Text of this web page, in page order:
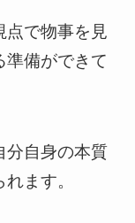
点で物事を見
準備ができて
分自身の本質
ます。